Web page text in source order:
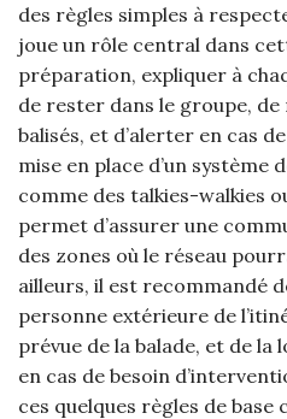
des règles simples à
joue un rôle central dans
préparation, expliquer à
de rester dans le groupe,
balisés, et d’alerter en cas
mise en place d’un système
comme des talkies-walkies
permet d’assurer une
des zones où le réseau
ailleurs, il est recommandé
personne extérieure de
prévue de la balade, et de
en cas de besoin
ces quelques règles de